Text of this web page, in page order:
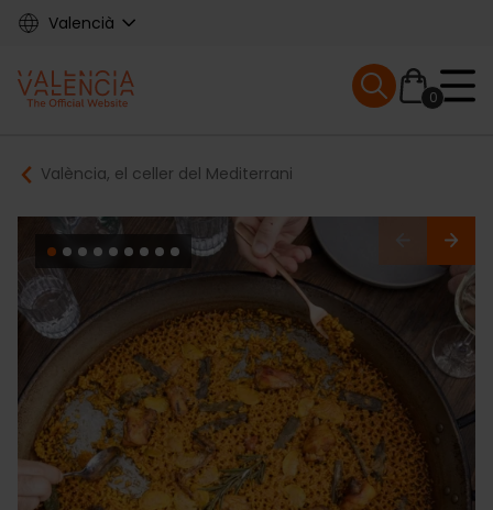
Skip
content
Valencià
Main
navigation
0
Mobile menu
Breadcrumb
València, el celler del Mediterrani